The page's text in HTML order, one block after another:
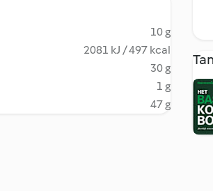
10 g
2081 kJ / 497 kcal
30 g
1 g
47 g